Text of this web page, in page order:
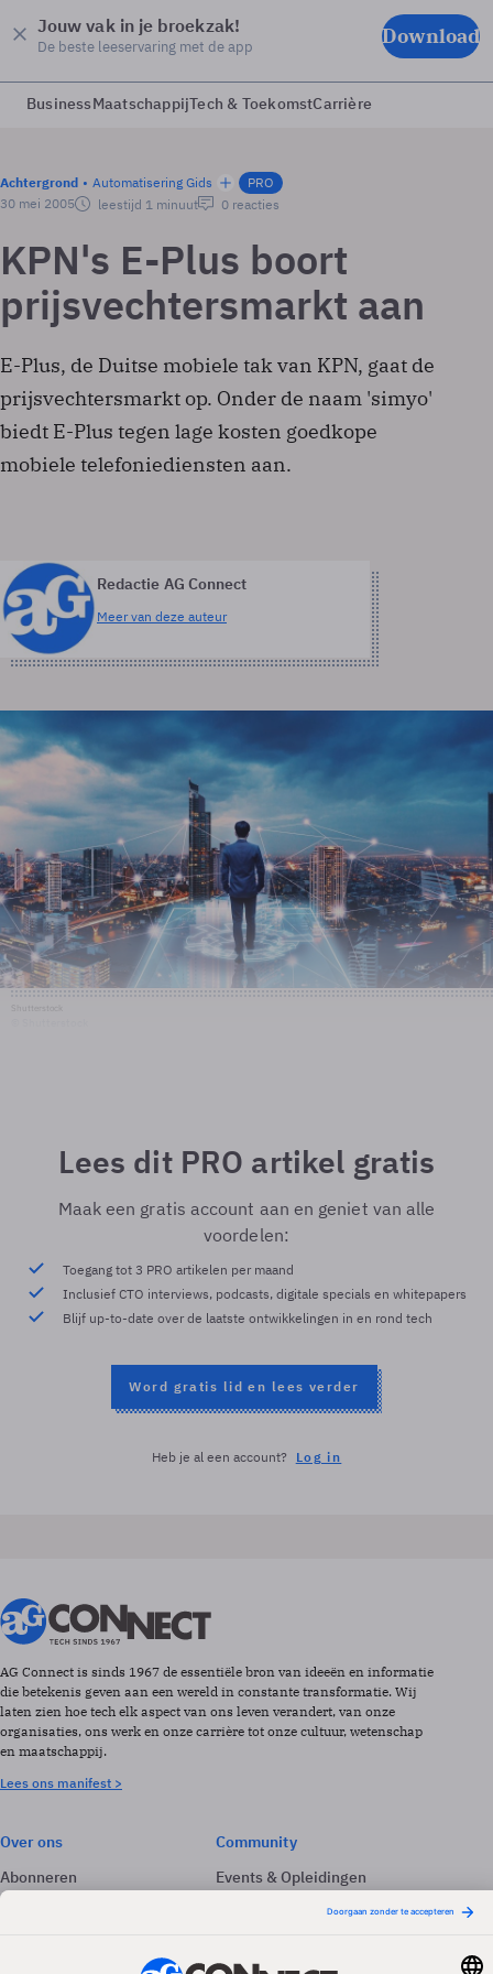
Jouw vak in je broekzak!
De beste leeservaring met de app Download
BusinessMaatschappijTech & ToekomstCarrière
Achtergrond Automatisering Gids
PRO
30 mei 2005
leestijd 1 minuut 0 reacties
KPN's E-Plus boort
prijsvechtersmarkt aan
E-Plus, de Duitse mobiele tak van KPN, gaat de
prijsvechtersmarkt op. Onder de naam 'simyo'
biedt E-Plus tegen lage kosten goedkope
mobiele telefoniediensten aan.
Redactie AG Connect
Meer van deze auteur
Lees dit PRO artikel gratis
Maak een gratis account aan en geniet van alle
voordelen:
Toegang tot 3 PRO artikelen per maand
Inclusief CTO interviews, podcasts, digitale specials en whitepapers
Blijf up-to-date over de laatste ontwikkelingen in en rond tech
Word gratis lid en lees verder
Heb je al een account? Log in
AG Connect is sinds 1967 de essentiële bron van ideeën en informatie
die betekenis geven aan een wereld in constante transformatie. Wij
laten zien hoe tech elk aspect van ons leven verandert, van onze
organisaties, ons werk en onze carrière tot onze cultuur, wetenschap
en maatschappij.
Lees ons manifest >
Over ons
Abonneren
Adverteren
Community
Events & Opleidingen